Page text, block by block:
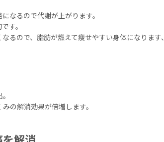
なるので代謝が上がります。
す。
るので、脂肪が燃えて痩せやすい身体になります、
の解消効果が倍増します。